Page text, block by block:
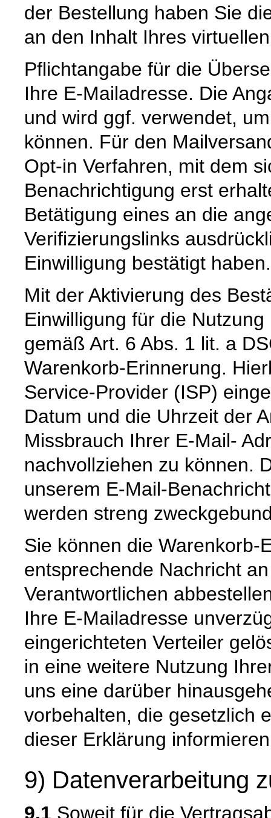
der Bestellung haben Sie
an den Inhalt Ihres
Pflichtangabe für die
Ihre E-Mailadresse. Die
und wird ggf. verwendet,
können. Für den
Opt-in Verfahren, mit dem
Benachrichtigung erst
Betätigung eines an die
Verifizierungslinks
Einwilligung bestätigt haben.
Mit der Aktivierung des
Einwilligung für die
gemäß Art. 6 Abs. 1 lit. a
Warenkorb-Erinnerung.
Service-Provider (ISP)
Datum und die Uhrzeit der
Missbrauch Ihrer E-Mail-
nachvollziehen zu können.
unserem E-Mail-
werden streng
Sie können die Warenkorb-
entsprechende Nachricht
Verantwortlichen
Ihre E-Mailadresse
eingerichteten Verteiler
in eine weitere Nutzung
uns eine darüber
vorbehalten, die gesetzlich
dieser Erklärung
9) Datenverarbeitung
9.1 Soweit für die